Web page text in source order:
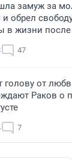
замуж за
и обрел
в жизни после
47
голову от
Раков о
7